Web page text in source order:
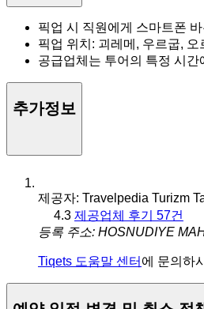
픽업 시 직원에게 스마트폰
픽업 위치: 괴레메, 우르굽,
공급업체는 투어의 특정 시
추가정보
제공자: Travelpedia Turizm
4.3 제공업체 후기 57건
등록 주소: HOSNUDIYE
Tiqets 도움말 센터 에 문의하